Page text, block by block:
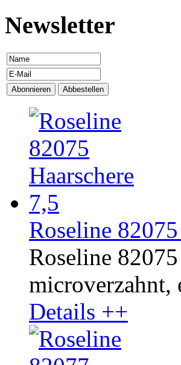
Newsletter
Roseline
Roseline
microverzahnt,
Details ++